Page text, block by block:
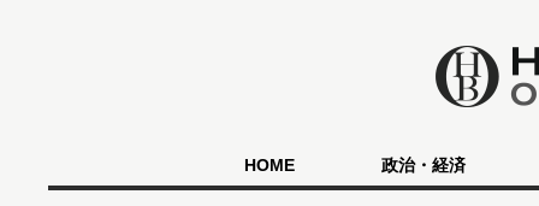
HOME 政治・経済